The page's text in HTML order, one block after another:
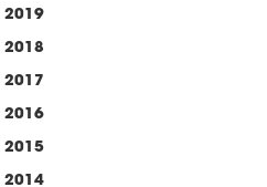
2019
2018
2017
2016
2015
2014